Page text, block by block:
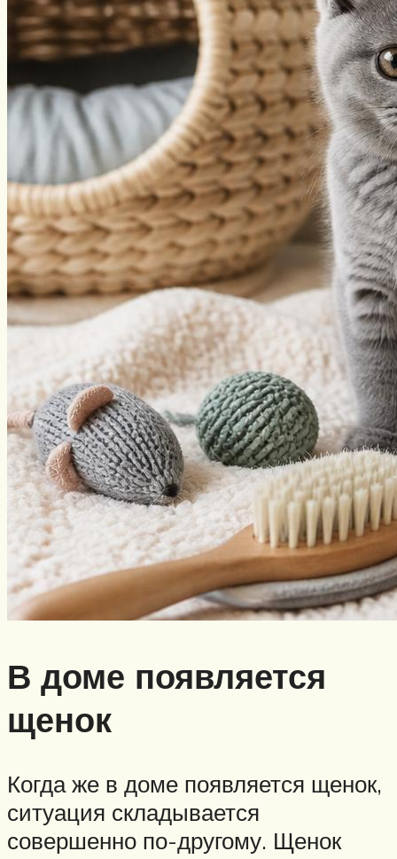
В доме появляется
щенок
Когда же в доме появляется щенок,
ситуация складывается
совершенно по-другому. Щенок